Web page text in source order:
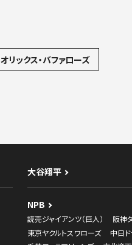
オリックス・バファローズ
大谷翔平
NPB
読売ジャイアンツ（巨人） 阪神
東京ヤクルトスワローズ
中日